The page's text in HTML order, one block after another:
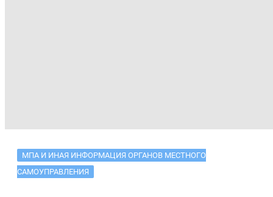
МПА И ИНАЯ ИНФОРМАЦИЯ ОРГАНОВ МЕСТНОГО
САМОУПРАВЛЕНИЯ